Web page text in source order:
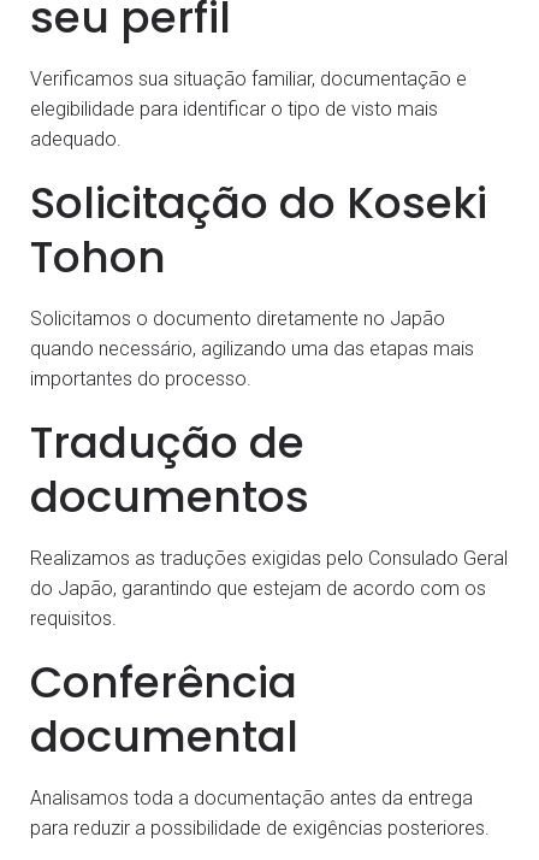
seu perfil
Verificamos sua situação familiar, documentação e
elegibilidade para identificar o tipo de visto mais
adequado.
Solicitação do Koseki
Tohon
Solicitamos o documento diretamente no Japão
quando necessário, agilizando uma das etapas mais
importantes do processo.
Tradução de
documentos
Realizamos as traduções exigidas pelo Consulado Geral
do Japão, garantindo que estejam de acordo com os
requisitos.
Conferência
documental
Analisamos toda a documentação antes da entrega
para reduzir a possibilidade de exigências posteriores.